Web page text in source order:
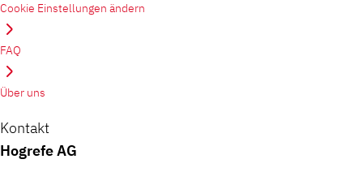
Cookie Einstellungen ändern
FAQ
Über uns
Kontakt
Hogrefe AG